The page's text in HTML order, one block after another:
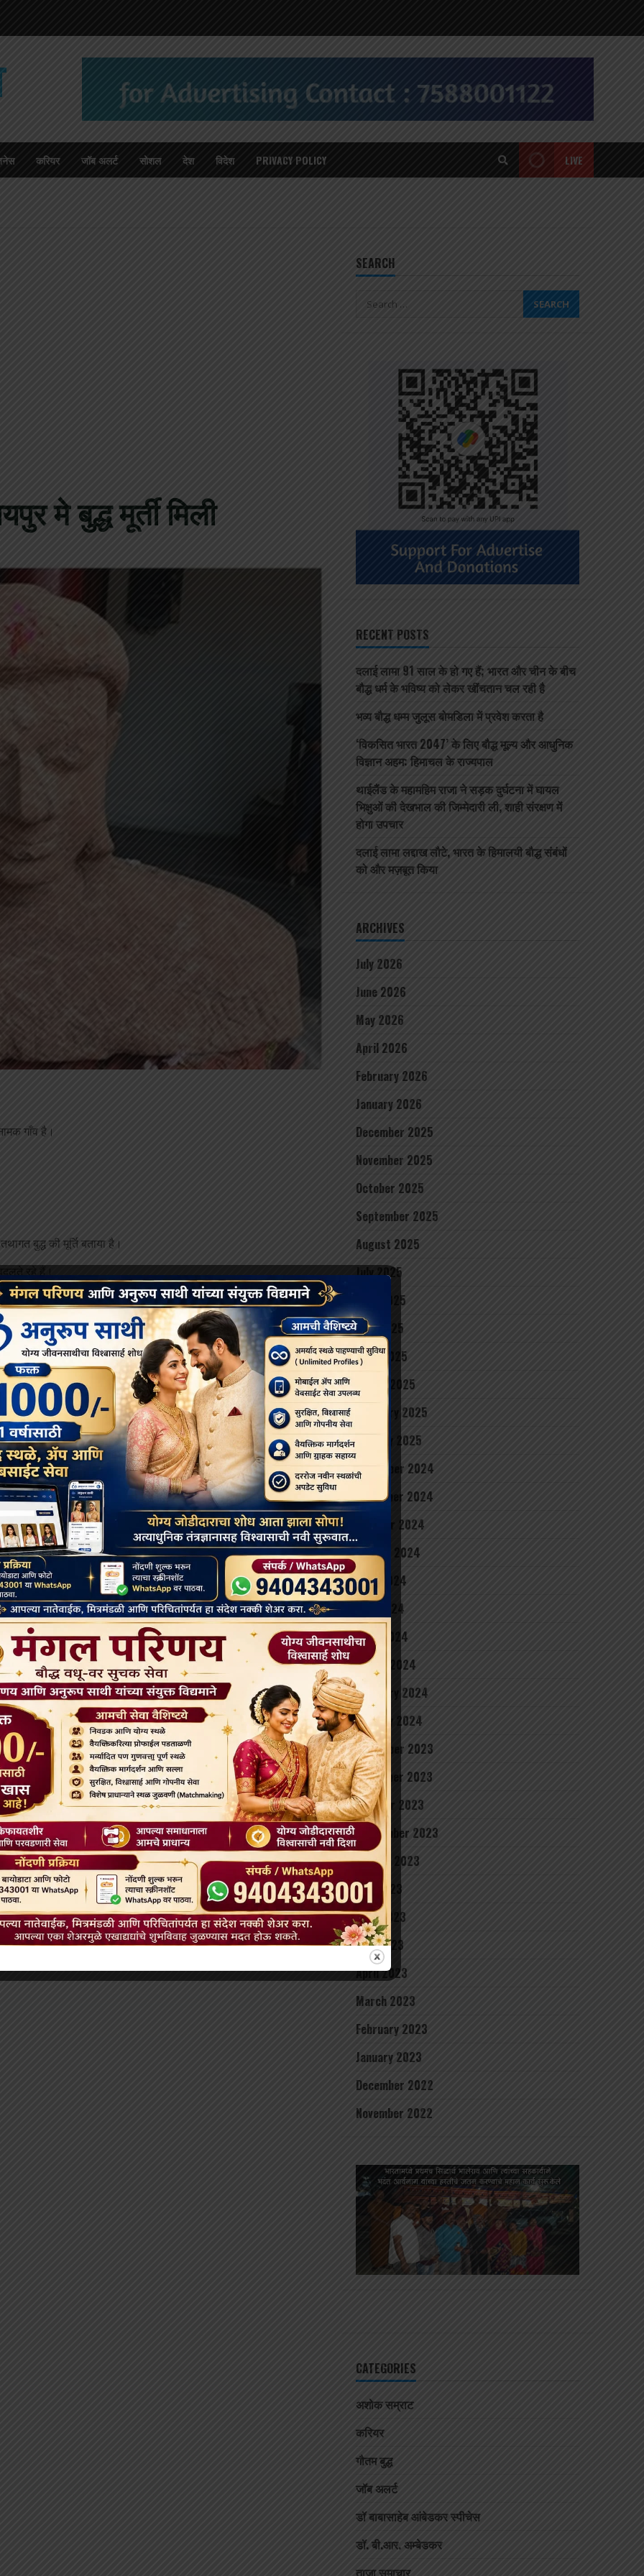
करियर जॉब अलर्ट सोशल देश विदेश PRIVACY POLICY LIVE
मे बुद्ध मूर्ती मिली
गाँव है।
बुद्ध की मूर्ति बताया है।
रहे हैं।
कोरियाई बुद्ध का है, वो थाई बुद्ध का नहीं है।
है, जहाँ से मूर्ति मिली है।
Messenger
Next:
चैत्र पूर्णिमा
और उसके रंगों का
की संपूर्ण जानकारी
बुद्ध कथा
बुद्ध धम्म और मानसिक शांति: ध्यान से तनाव
और दुःख से मुक्ति कैसे मिले ?
January 24, 2026
SEARCH
Search
RECENT POSTS
दलाई लामा 91 साल के हो गए हैं; भारत और चीन के बीच
बौद्ध धर्म के भविष्य को लेकर खींचतान चल रही है
भव्य बौद्ध धम्म जुलूस बोमडिला में प्रवेश करता है
‘विकसित भारत 2047’ के लिए बौद्ध मूल्य और आधुनिक
विज्ञान अहम: हिमाचल के राज्यपाल
थाईलैंड के महामहिम राजा ने सड़क दुर्घटना में घायल
भिक्षुओं की देखभाल की जिम्मेदारी ली, शाही संरक्षण में
होगा उपचार
दलाई लामा लद्दाख लौटे, भारत के हिमालयी बौद्ध संबंधों
को और मज़बूत किया
ARCHIVES
July 2026
June 2026
May 2026
April 2026
February 2026
January 2026
December 2025
November 2025
October 2025
September 2025
August 2025
July 2025
June 2025
May 2025
April 2025
March 2025
February 2025
January 2025
December 2024
November 2024
October 2024
August 2024
June 2024
May 2024
April 2024
March 2024
February 2024
January 2024
December 2023
November 2023
October 2023
September 2023
August 2023
July 2023
June 2023
May 2023
April 2023
March 2023
February 2023
January 2023
December 2022
November 2022
CATEGORIES
अशोक सम्राट
करियर
गौतम बुद्ध
जॉब अलर्ट
डॉ बाबासाहेब आंबेडकर स्पीचेस
डॉ. बी.आर. अम्बेडकर
ताजा समाचार